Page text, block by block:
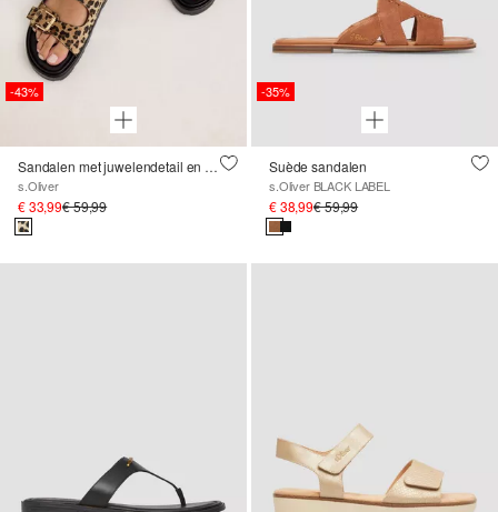
-43%
Sandalen met juwelendetail en leoprint
s.Oliver
€ 33,99€ 59,99
-35%
Suède sandalen
s.Oliver BLACK LABEL
€ 38,99€ 59,99